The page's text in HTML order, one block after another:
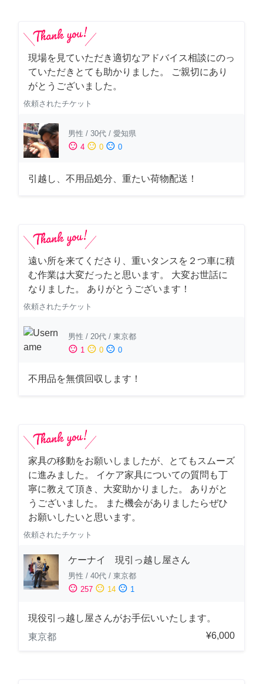
現場を見ていただき適切なアドバイス相談にのっ
ていただきとても助かりました。 ご親切にあり
がとうございました。
依頼されたチケット
男性 / 30代 / 愛知県
sentiment_satisfied 4 sentiment_neutral 0 sentiment_dissatisfied 0
引越し、不用品処分、重たい荷物配送！
遠い所を来てくださり、重いタンスを２つ車に積
む作業は大変だったと思います。 大変お世話に
なりました。 ありがとうございます！
依頼されたチケット
男性 / 20代 / 東京都
sentiment_satisfied 1 sentiment_neutral 0 sentiment_dissatisfied 0
不用品を無償回収します！
家具の移動をお願いしましたが、とてもスムーズ
に進みました。 イケア家具についての質問も丁
寧に教えて頂き、大変助かりました。 ありがと
うございました。 また機会がありましたらぜひ
お願いしたいと思います。
依頼されたチケット
ケーナイ 現引っ越し屋さん
男性 / 40代 / 東京都
sentiment_satisfied 257 sentiment_neutral 14 sentiment_dissatisfied 1
現役引っ越し屋さんがお手伝いいたします。
東京都
¥6,000